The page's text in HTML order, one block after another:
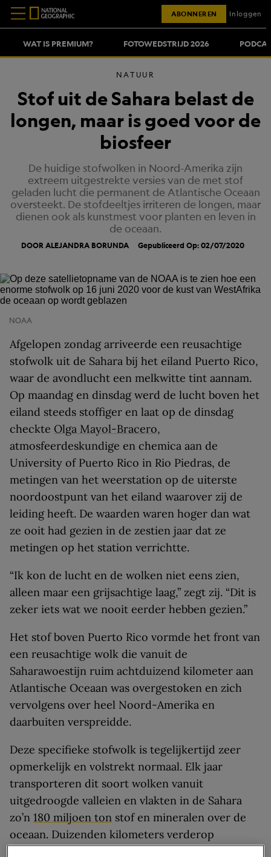
WAT IS PREMIUM? FOTOWEDSTRIJD 2026
ABONNEREN Inloggen
NATUUR
Stof uit de Sahara belast de
longen, maar is goed voor de
biosfeer
De huidige stofwolken in Noord-Amerika zijn
extreem uitgestrekte versies van de met stof
geladen lucht die permanent de Atlantische Oceaan
oversteekt. De stofdeeltjes irriteren de longen, maar
dienen ook als kunstmest voor planten en leven in
de oceaan.
DOOR ALEJANDRA BORUNDA Gepubliceerd Op: 02/07/2020
NOAA
Afgelopen zondag arriveerde een reusachtige
stofwolk uit de Sahara bij het eiland Puerto Rico,
waar de avondlucht een melkwitte tint aannam.
Op maandag en dinsdag werd de lucht boven het
eiland steeds stoffiger en laat op de dinsdag
checkte Olga Mayol-Bracero,
atmosfeerdeskundige en chemica aan de
University of Puerto Rico in Rio Piedras, de
metingen van het weerstation op de uiterste
noordoostpunt van het eiland waarover zij de
leiding heeft. De waarden waren hoger dan wat
ze ooit had gezien in de zestien jaar dat ze
metingen op het station verrichtte.
“Ik kon de lucht en de wolken niet eens zien,
alleen maar een grijsachtige laag,” zegt zij. “Dit is
zeker iets wat we nooit eerder hebben gezien.”
Het stof boven Puerto Rico vormde het front van
een reusachtige wolk die vanuit de
Saharawoestijn ruim achtduizend kilometer aan
Atlantische Oceaan was overgestoken en zich
vervolgens over heel Noord-Amerika en
daarbuiten verspreidde.
Deze specifieke stofwolk is tegelijkertijd zeer
opmerkelijk en volstrekt normaal. Elk jaar
transporteren dit soort wolken vanuit
uitgedroogde valleien en vlakten in de Sahara
zo’n 180 miljoen ton stof en mineralen over de
oceaan. Duizenden kilometers verderop